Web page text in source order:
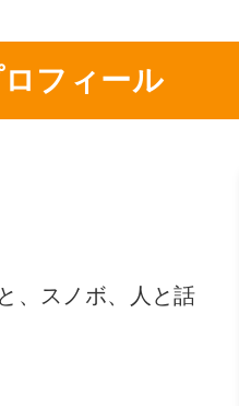
フィール
、スノボ、人と話